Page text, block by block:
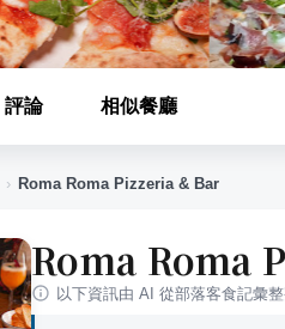
評論 相似餐廳
› Roma Roma Pizzeria & Bar
Roma Roma
以下資訊由 AI 從部落客食記彙